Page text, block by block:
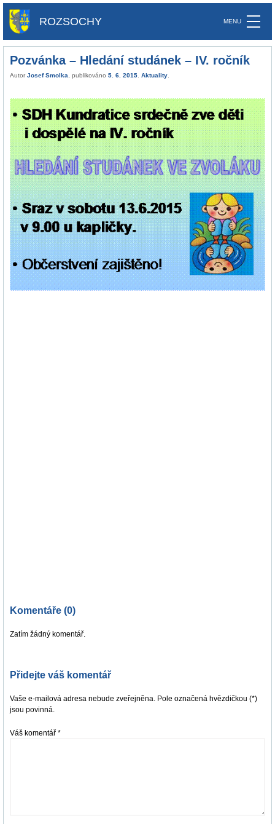
ROZSOCHY
Pozvánka – Hledání studánek – IV. ročník
Autor Josef Smolka , publikováno 5. 6. 2015 Aktuality
Komentáře (0)
Zatím žádný komentář.
Přidejte váš komentář
Vaše e-mailová adresa nebude zveřejněna. Pole označená hvězdičkou (*)
jsou povinná.
Váš komentář *